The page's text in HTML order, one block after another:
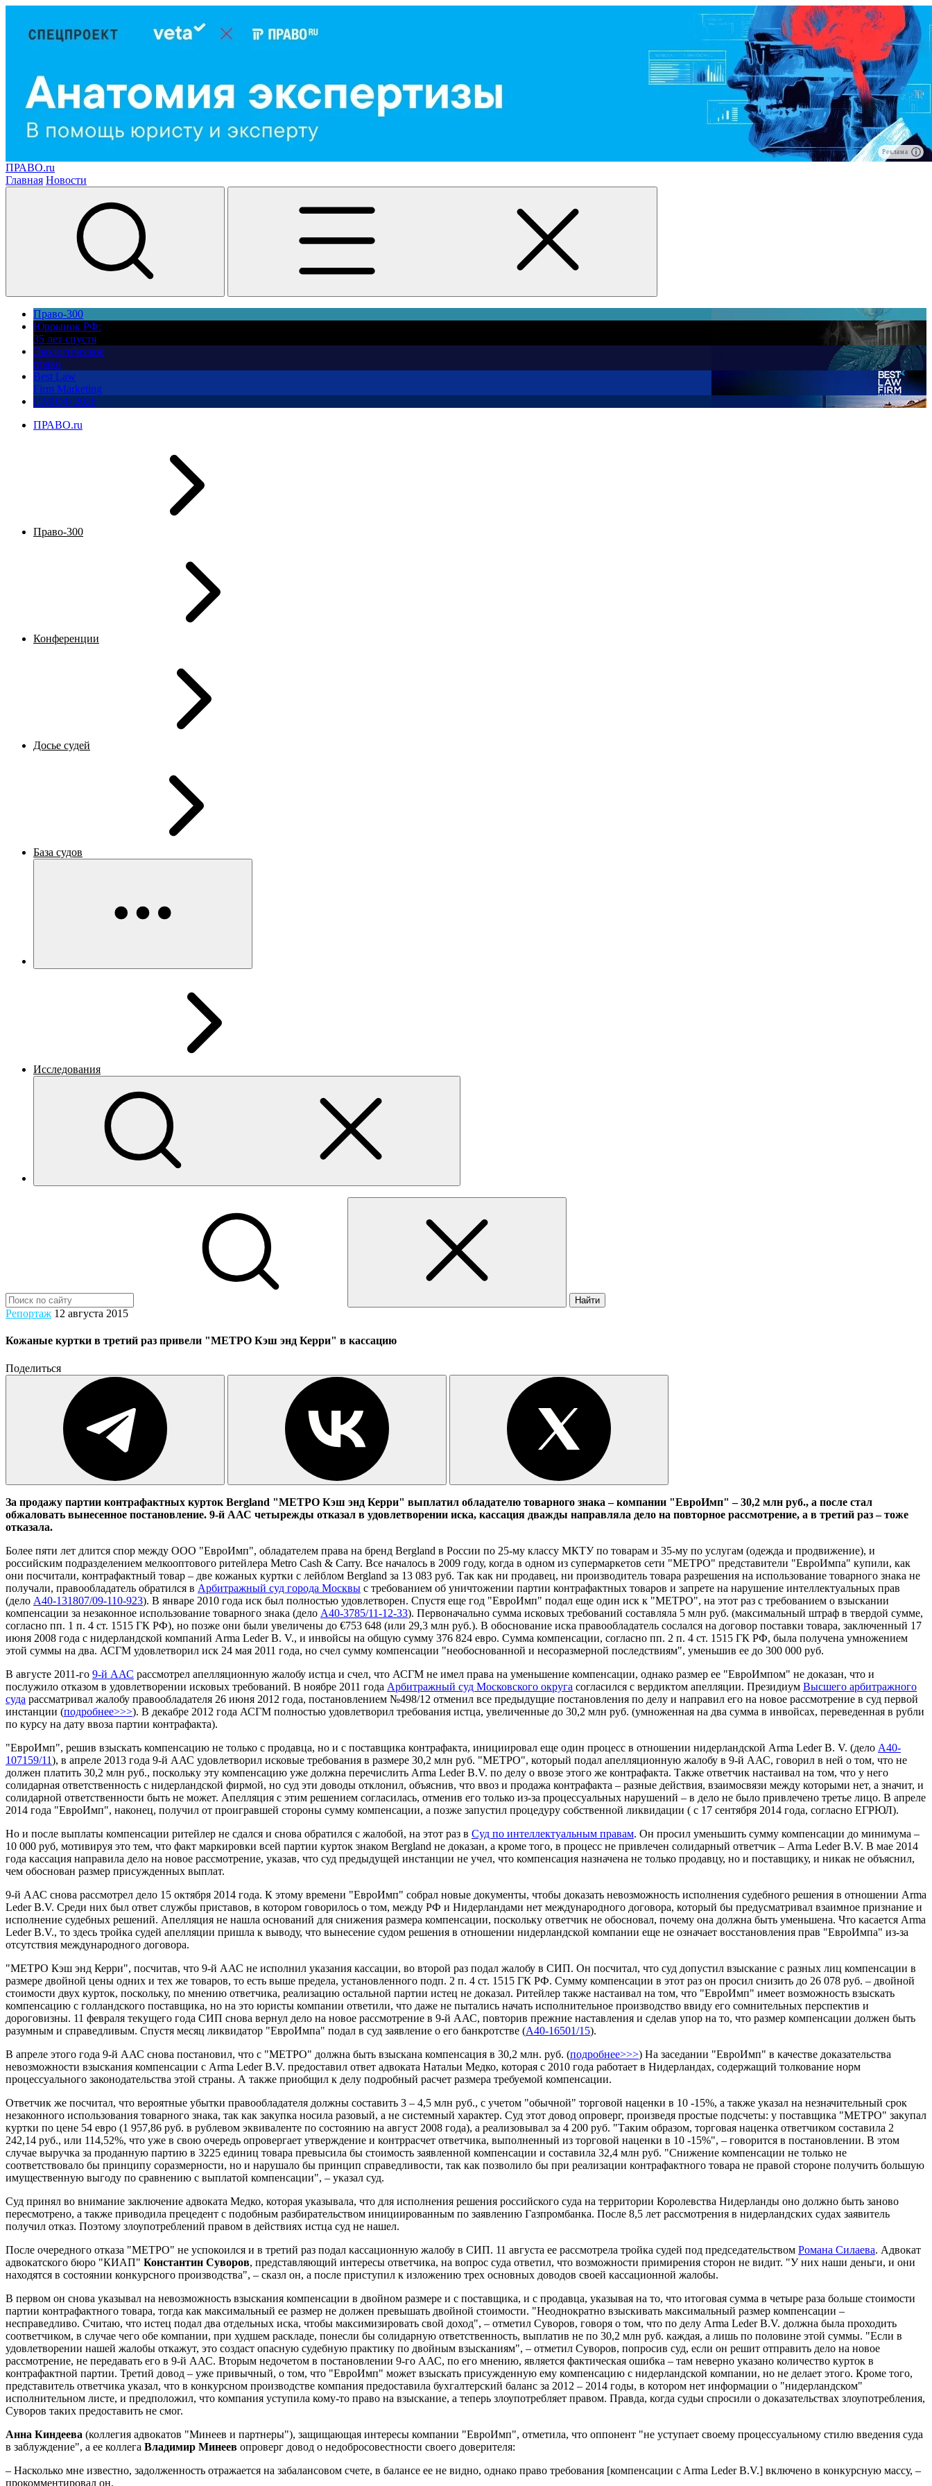
Реклама
ПРАВО.ru
Главная Новости
Право-300
Юррынок РФ:
35 лет спустя
Экологическое
право
Best Law
Firm Marketing
ПМЮФ 2026
ПРАВО.ru
Право-300
Конференции
Досье судей
База судов
Исследования
Найти
Репортаж 12 августа 2015
Кожаные куртки в третий раз привели "МЕТРО Кэш энд Керри" в кассацию
Поделиться
За продажу партии контрафактных курток Bergland "МЕТРО Кэш энд Керри" выплатил обладателю товарного знака – компании "ЕвроИмп" – 30,2 млн руб., а после стал
обжаловать вынесенное постановление. 9-й ААС четырежды отказал в удовлетворении иска, кассация дважды направляла дело на повторное рассмотрение, а в третий раз – тоже
отказала.
Более пяти лет длится спор между ООО "ЕвроИмп", обладателем права на бренд Bergland в России по 25-му классу МКТУ по товарам и 35-му по услугам (одежда и продвижение), и
российским подразделением мелкооптового ритейлера Metro Сash & Сarry. Все началось в 2009 году, когда в одном из супермаркетов сети "МЕТРО" представители "ЕвроИмпа" купили, как
они посчитали, контрафактный товар – две кожаных куртки с лейблом Bergland за 13 083 руб. Так как ни продавец, ни производитель товара разрешения на использование товарного знака не
получали, правообладатель обратился в Арбитражный суд города Москвы с требованием об уничтожении партии контрафактных товаров и запрете на нарушение интеллектуальных прав
(дело А40-131807/09-110-923). В январе 2010 года иск был полностью удовлетворен. Спустя еще год "ЕвроИмп" подал еще один иск к "МЕТРО", на этот раз с требованием о взыскании
компенсации за незаконное использование товарного знака (дело А40-3785/11-12-33). Первоначально сумма исковых требований составляла 5 млн руб. (максимальный штраф в твердой сумме,
согласно пп. 1 п. 4 ст. 1515 ГК РФ), но позже они были увеличены до €753 648 (или 29,3 млн руб.). В обоснование иска правообладатель сослался на договор поставки товара, заключенный 17
июня 2008 года с нидерландской компаний Arma Leder B. V., и инвойсы на общую сумму 376 824 евро. Сумма компенсации, согласно пп. 2 п. 4 ст. 1515 ГК РФ, была получена умножением
этой суммы на два. АСГМ удовлетворил иск 24 мая 2011 года, но счел сумму компенсации "необоснованной и несоразмерной последствиям", уменьшив ее до 300 000 руб.
В августе 2011-го 9-й ААС рассмотрел апелляционную жалобу истца и счел, что АСГМ не имел права на уменьшение компенсации, однако размер ее "ЕвроИмпом" не доказан, что и
послужило отказом в удовлетворении исковых требований. В ноябре 2011 года Арбитражный суд Московского округа согласился с вердиктом апелляции. Президиум Высшего арбитражного
суда рассматривал жалобу правообладателя 26 июня 2012 года, постановлением №498/12 отменил все предыдущие постановления по делу и направил его на новое рассмотрение в суд первой
инстанции (подробнее>>>). В декабре 2012 года АСГМ полностью удовлетворил требования истца, увеличенные до 30,2 млн руб. (умноженная на два сумма в инвойсах, переведенная в рубли
по курсу на дату ввоза партии контрафакта).
"ЕвроИмп", решив взыскать компенсацию не только с продавца, но и с поставщика контрафакта, инициировал еще один процесс в отношении нидерландской Arma Leder B. V. (дело А40-
107159/11), в апреле 2013 года 9-й ААС удовлетворил исковые требования в размере 30,2 млн руб. "МЕТРО", который подал апелляционную жалобу в 9-й ААС, говорил в ней о том, что не
должен платить 30,2 млн руб., поскольку эту компенсацию уже должна перечислить Arma Leder B.V. по делу о ввозе этого же контрафакта. Также ответчик настаивал на том, что у него
солидарная ответственность с нидерландской фирмой, но суд эти доводы отклонил, объяснив, что ввоз и продажа контрафакта – разные действия, взаимосвязи между которыми нет, а значит, и
солидарной ответственности быть не может. Апелляция с этим решением согласилась, отменив его только из-за процессуальных нарушений – в дело не было привлечено третье лицо. В апреле
2014 года "ЕвроИмп", наконец, получил от проигравшей стороны сумму компенсации, а позже запустил процедуру собственной ликвидации ( с 17 сентября 2014 года, согласно ЕГРЮЛ).
Но и после выплаты компенсации ритейлер не сдался и снова обратился с жалобой, на этот раз в Суд по интеллектуальным правам. Он просил уменьшить сумму компенсации до минимума –
10 000 руб, мотивируя это тем, что факт маркировки всей партии курток знаком Bergland не доказан, а кроме того, в процесс не привлечен солидарный ответчик – Arma Leder B.V. В мае 2014
года кассация направила дело на новое рассмотрение, указав, что суд предыдущей инстанции не учел, что компенсация назначена не только продавцу, но и поставщику, и никак не объяснил,
чем обоснован размер присужденных выплат.
9-й ААС снова рассмотрел дело 15 октября 2014 года. К этому времени "ЕвроИмп" собрал новые документы, чтобы доказать невозможность исполнения судебного решения в отношении Arma
Leder B.V. Среди них был ответ службы приставов, в котором говорилось о том, между РФ и Нидерландами нет международного договора, который бы предусматривал взаимное признание и
исполнение судебных решений. Апелляция не нашла оснований для снижения размера компенсации, поскольку ответчик не обосновал, почему она должна быть уменьшена. Что касается Arma
Leder B.V., то здесь тройка судей апелляции пришла к выводу, что вынесение судом решения в отношении нидерландской компании еще не означает восстановления прав "ЕвроИмпа" из-за
отсутствия международного договора.
"МЕТРО Кэш энд Керри", посчитав, что 9-й ААС не исполнил указания кассации, во второй раз подал жалобу в СИП. Он посчитал, что суд допустил взыскание с разных лиц компенсации в
размере двойной цены одних и тех же товаров, то есть выше предела, установленного подп. 2 п. 4 ст. 1515 ГК РФ. Сумму компенсации в этот раз он просил снизить до 26 078 руб. – двойной
стоимости двух курток, поскольку, по мнению ответчика, реализацию остальной партии истец не доказал. Ритейлер также настаивал на том, что "ЕвроИмп" имеет возможность взыскать
компенсацию с голландского поставщика, но на это юристы компании ответили, что даже не пытались начать исполнительное производство ввиду его сомнительных перспектив и
дороговизны. 11 февраля текущего года СИП снова вернул дело на новое рассмотрение в 9-й ААС, повторив прежние наставления и сделав упор на то, что размер компенсации должен быть
разумным и справедливым. Спустя месяц ликвидатор "ЕвроИмпа" подал в суд заявление о его банкротстве (А40-16501/15).
В апреле этого года 9-й ААС снова постановил, что с "МЕТРО" должна быть взыскана компенсация в 30,2 млн. руб. (подробнее>>>) На заседании "ЕвроИмп" в качестве доказательства
невозможности взыскания компенсации с Arma Leder B.V. предоставил ответ адвоката Натальи Медко, которая с 2010 года работает в Нидерландах, содержащий толкование норм
процессуального законодательства этой страны. А также приобщил к делу подробный расчет размера требуемой компенсации.
Ответчик же посчитал, что вероятные убытки правообладателя должны составить 3 – 4,5 млн руб., с учетом "обычной" торговой наценки в 10 -15%, а также указал на незначительный срок
незаконного использования товарного знака, так как закупка носила разовый, а не системный характер. Суд этот довод опроверг, произведя простые подсчеты: у поставщика "МЕТРО" закупал
куртки по цене 54 евро (1 957,86 руб. в рублевом эквиваленте по состоянию на август 2008 года), а реализовывал за 4 200 руб. "Таким образом, торговая наценка ответчиком составила 2
242,14 руб., или 114,52%, что уже в свою очередь опровергает утверждение и контррасчет ответчика, выполненный из торговой наценки в 10 -15%", – говорится в постановлении. В этом
случае выручка за проданную партию в 3225 единиц товара превысила бы стоимость заявленной компенсации и составила 32,4 млн руб. "Снижение компенсации не только не
соответствовало бы принципу соразмерности, но и нарушало бы принцип справедливости, так как позволило бы при реализации контрафактного товара не правой стороне получить большую
имущественную выгоду по сравнению с выплатой компенсации", – указал суд.
Суд принял во внимание заключение адвоката Медко, которая указывала, что для исполнения решения российского суда на территории Королевства Нидерланды оно должно быть заново
пересмотрено, а также приводила прецедент с подобным разбирательством инициированным по заявлению Газпромбанка. После 8,5 лет рассмотрения в нидерландских судах заявитель
получил отказ. Поэтому злоупотреблений правом в действиях истца суд не нашел.
После очередного отказа "МЕТРО" не успокоился и в третий раз подал кассационную жалобу в СИП. 11 августа ее рассмотрела тройка судей под председательством Романа Силаева. Адвокат
адвокатского бюро "КИАП" Константин Суворов, представляющий интересы ответчика, на вопрос суда ответил, что возможности примирения сторон не видит. "У них наши деньги, и они
находятся в состоянии конкурсного производства", – сказл он, а после приступил к изложению трех основных доводов своей кассационной жалобы.
В первом он снова указывал на невозможность взыскания компенсации в двойном размере и с поставщика, и с продавца, указывая на то, что итоговая сумма в четыре раза больше стоимости
партии контрафактного товара, тогда как максимальный ее размер не должен превышать двойной стоимости. "Неоднократно взыскивать максимальный размер компенсации –
несправедливо. Считаю, что истец подал два отдельных иска, чтобы максимизировать свой доход", – отметил Суворов, говоря о том, что по делу Arma Leder B.V. должна была проходить
соответчиком, в случае чего обе компании, при худшем раскладе, понесли бы солидарную ответственность, выплатив не по 30,2 млн руб. каждая, а лишь по половине этой суммы. "Если в
удовлетворении нашей жалобы откажут, это создаст опасную судебную практику по двойным взысканиям", – отметил Суворов, попросив суд, если он решит отправить дело на новое
рассмотрение, не передавать его в 9-й ААС. Вторым недочетом в постановлении 9-го ААС, по его мнению, является фактическая ошибка – там неверно указано количество курток в
контрафактной партии. Третий довод – уже привычный, о том, что "ЕвроИмп" может взыскать присужденную ему компенсацию с нидерландской компании, но не делает этого. Кроме того,
представитель ответчика указал, что в конкурсном производстве компания предоставила бухгалтерский баланс за 2012 – 2014 годы, в котором нет информации о "нидерландском"
исполнительном листе, и предположил, что компания уступила кому-то право на взыскание, а теперь злоупотребляет правом. Правда, когда судьи спросили о доказательствах злоупотребления,
Суворов таких предоставить не смог.
Анна Киндеева (коллегия адвокатов "Минеев и партнеры"), защищающая интересы компании "ЕвроИмп", отметила, что оппонент "не уступает своему процессуальному стилю введения суда
в заблуждение", а ее коллега Владимир Минеев опроверг довод о недобросовестности своего доверителя:
– Насколько мне известно, задолженность отражается на забалансовом счете, в балансе ее не видно, однако право требования [компенсации c Arma Leder B.V.] включено в конкурсную массу, –
прокомментировал он.